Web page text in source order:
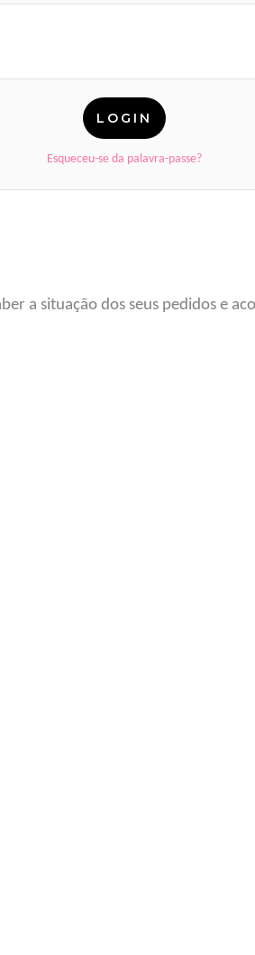
Esqueceu-se da palavra-passe?
a situação dos seus pedidos e